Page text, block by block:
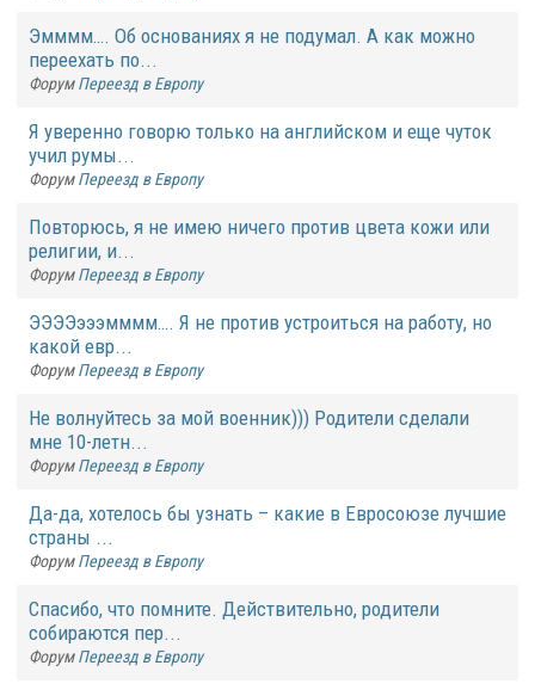
Эмммм…. Об основаниях я не подумал. А как можно
переехать по...
Форум Переезд в Европу
Я уверенно говорю только на английском и еще чуток
учил румы...
Форум Переезд в Европу
Повторюсь, я не имею ничего против цвета кожи или
религии, и...
Форум Переезд в Европу
ЭЭЭЭэээмммм…. Я не против устроиться на работу, но
какой евр...
Форум Переезд в Европу
Не волнуйтесь за мой военник))) Родители сделали
мне 10-летн...
Форум Переезд в Европу
Да-да, хотелось бы узнать – какие в Евросоюзе лучшие
страны ...
Форум Переезд в Европу
Спасибо, что помните. Действительно, родители
собираются пер...
Форум Переезд в Европу